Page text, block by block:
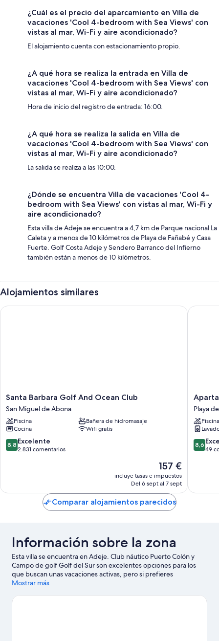
¿Cuál es el precio del aparcamiento en Villa de
vacaciones 'Cool 4-bedroom with Sea Views' con
vistas al mar, Wi-Fi y aire acondicionado?
El alojamiento cuenta con estacionamiento propio.
¿A qué hora se realiza la entrada en Villa de
vacaciones 'Cool 4-bedroom with Sea Views' con
vistas al mar, Wi-Fi y aire acondicionado?
Hora de inicio del registro de entrada: 16:00.
¿A qué hora se realiza la salida en Villa de
vacaciones 'Cool 4-bedroom with Sea Views' con
vistas al mar, Wi-Fi y aire acondicionado?
La salida se realiza a las 10:00.
¿Dónde se encuentra Villa de vacaciones 'Cool 4-
bedroom with Sea Views' con vistas al mar, Wi-Fi y
aire acondicionado?
Esta villa de Adeje se encuentra a 4,7 km de Parque nacional La
Caleta y a menos de 10 kilómetros de Playa de Fañabé y Casa
Fuerte. Golf Costa Adeje y Sendero Barranco del Infierno
también están a menos de 10 kilómetros.
Alojamientos similares
Santa
Barbara
Golf
And
Ocean
Club
San
Santa Barbara Golf And Ocean Club
San Miguel de Abona
Piscina
Bañera de hidromasaje
Cocina
Wifi gratis
8.8
sobre
8,8 Excelente
2.831 comentarios
El
precio
actual
de
157 €
157 €
incluye tasas e impuestos
Del 6 sept al 7 sept
Santa Barbara Golf And Ocean Club
Playazul
Playa
de
las
Playa
Piscina
8.6
sobre
8,6
49
Comparar alojamientos parecidos
Información sobre la zona
Esta villa se encuentra en Adeje. Club náutico Puerto Colón y
Campo de golf Golf del Sur son excelentes opciones para los
que buscan unas vacaciones activas, pero si prefieres
sumergirte en la naturaleza, Playas de Tenerife y Playa El Duque
también merecen la pena. Descubre todo lo que esta zona tiene
Mostrar más